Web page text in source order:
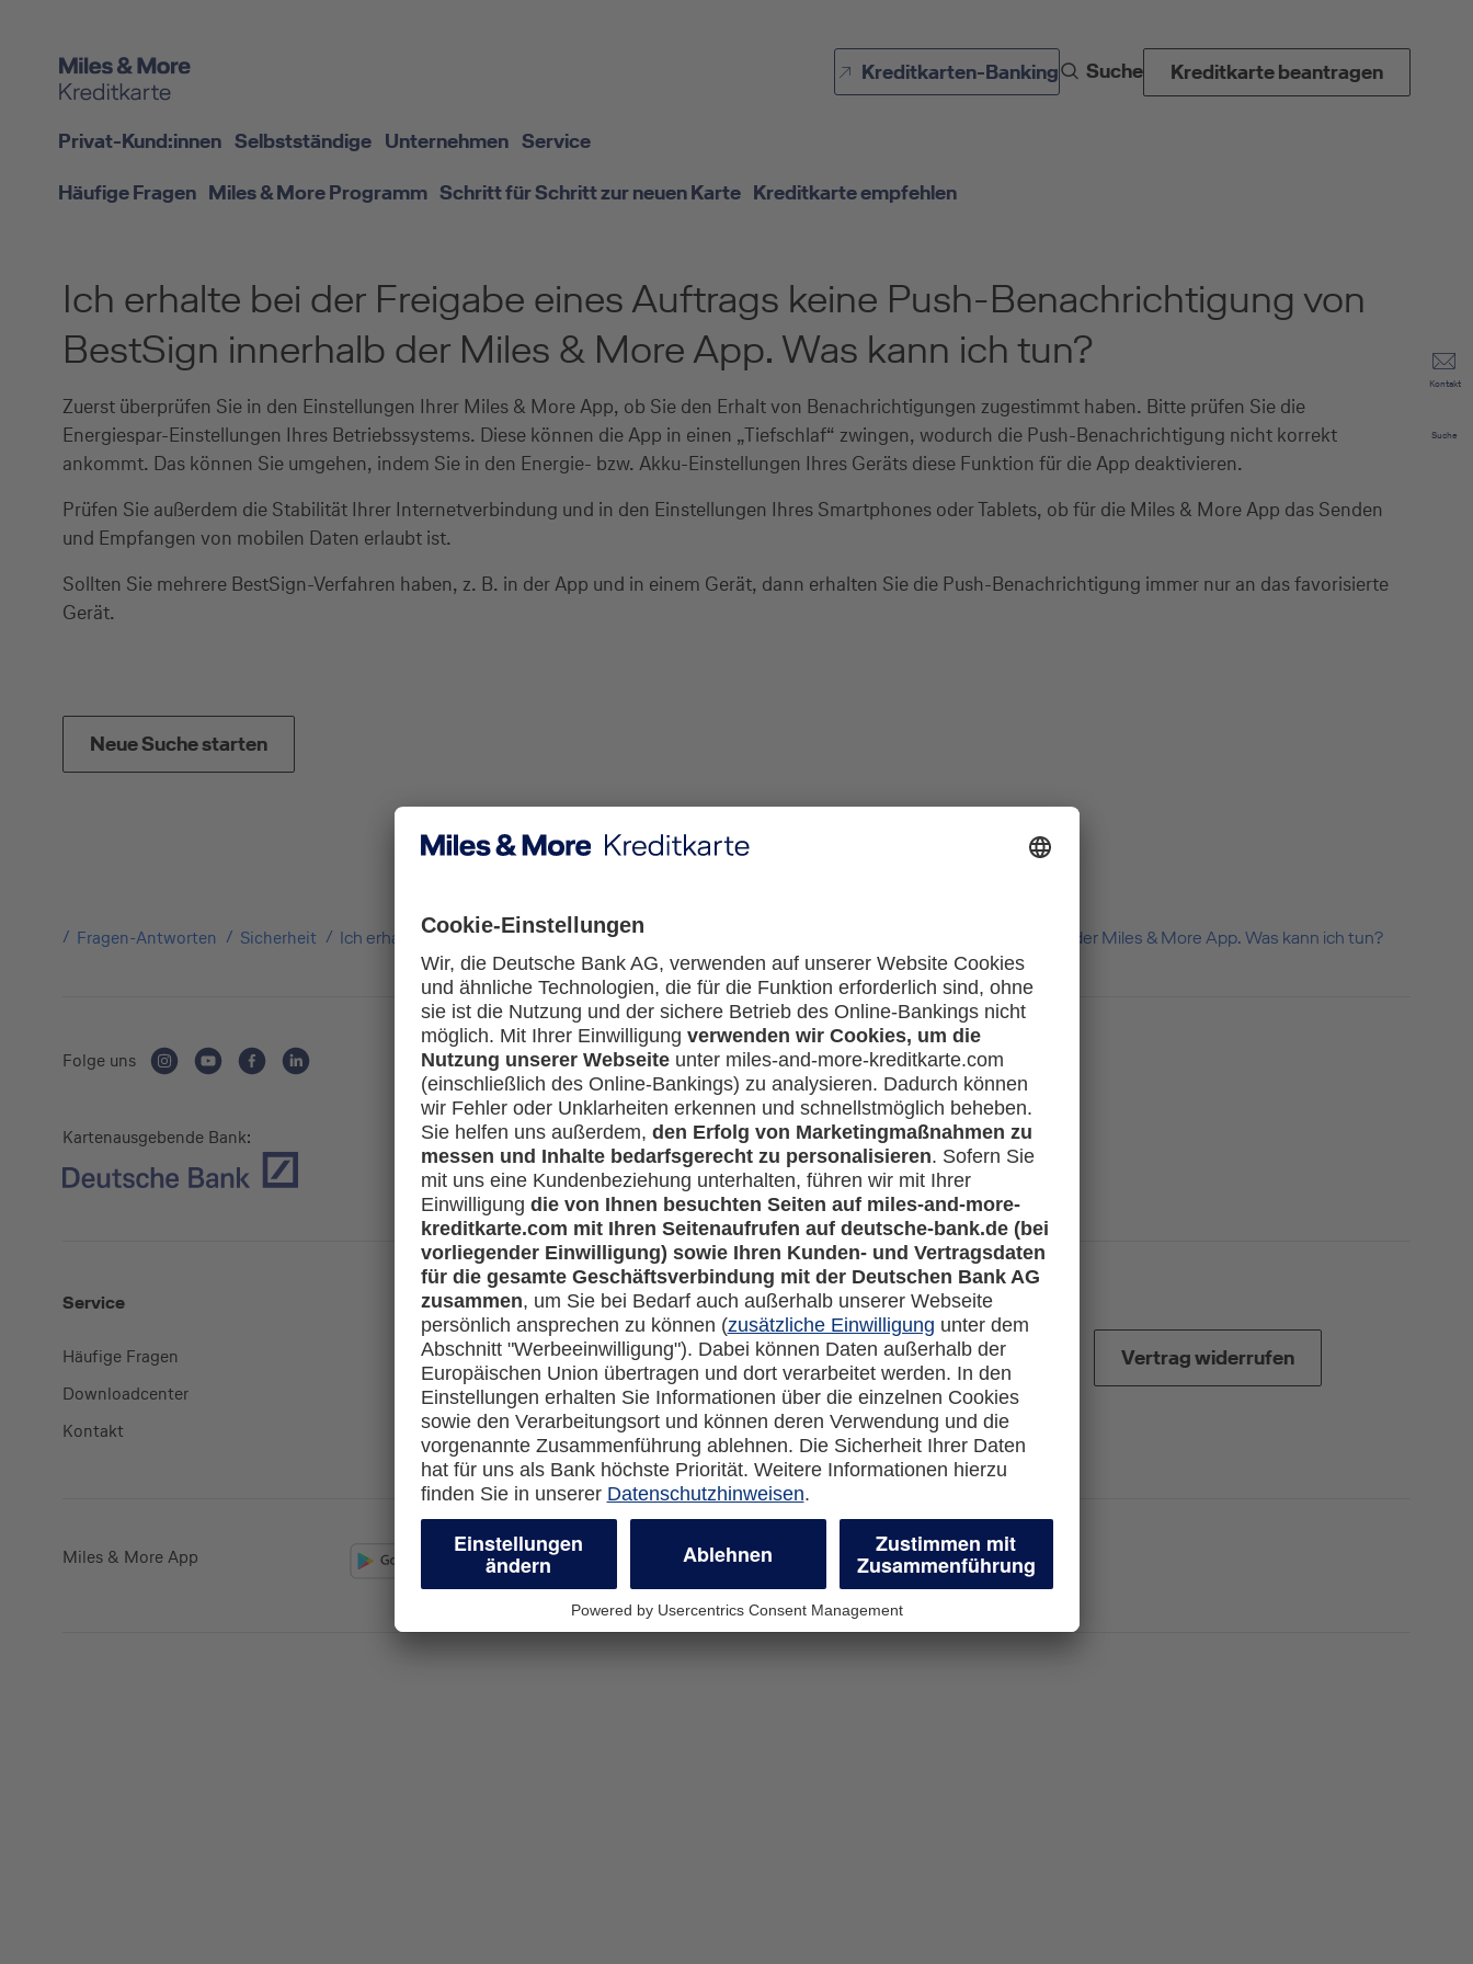
Direkt zur Suche (Enter drücken)
Direkt zum Hauptinhalt (Enter drücken)
Kreditkarten-Banking Suche Kreditkarte beantragen
Kontakt
Suche
Privat-Kund:innen Selbstständige Unternehmen Service
Häufige Fragen Miles & More Programm Schritt für Schritt zur neuen Karte Kreditkarte empfehlen
Ich erhalte bei der Freigabe eines Auftrags keine Push-Benachrichtigung von
BestSign innerhalb der Miles & More App. Was kann ich tun?
Zuerst überprüfen Sie in den Einstellungen Ihrer Miles & More App, ob Sie den Erhalt von Benachrichtigungen zugestimmt haben. Bitte prüfen Sie die
Energiespar-Einstellungen Ihres Betriebssystems. Diese können die App in einen „Tiefschlaf“ zwingen, wodurch die Push-Benachrichtigung nicht korrekt
ankommt. Das können Sie umgehen, indem Sie in den Energie- bzw. Akku-Einstellungen Ihres Geräts diese Funktion für die App deaktivieren.
Prüfen Sie außerdem die Stabilität Ihrer Internetverbindung und in den Einstellungen Ihres Smartphones oder Tablets, ob für die Miles & More App das Senden
und Empfangen von mobilen Daten erlaubt ist.
Sollten Sie mehrere BestSign-Verfahren haben, z. B. in der App und in einem Gerät, dann erhalten Sie die Push-Benachrichtigung immer nur an das favorisierte
Gerät.
Neue Suche starten
Fragen-Antworten Sicherheit Ich erhalte bei der Freigabe eines Auftrags keine Push-Benachrichtigung von BestSign innerhalb der Miles & More App. Was kann ich tun?
Folge uns
Kartenausgebende Bank:
Service
Häufige Fragen
Downloadcenter
Kontakt
Mehr
Kreditkarten-Banking
miles-and-more.com
lufthansa.com
Rechtliches
Impressum
Datenschutz
Cookie Einstellungen
Vertrag widerrufen
Miles & More App